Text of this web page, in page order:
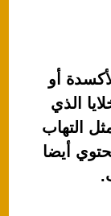
أو
الذي
التهاب
أيضا